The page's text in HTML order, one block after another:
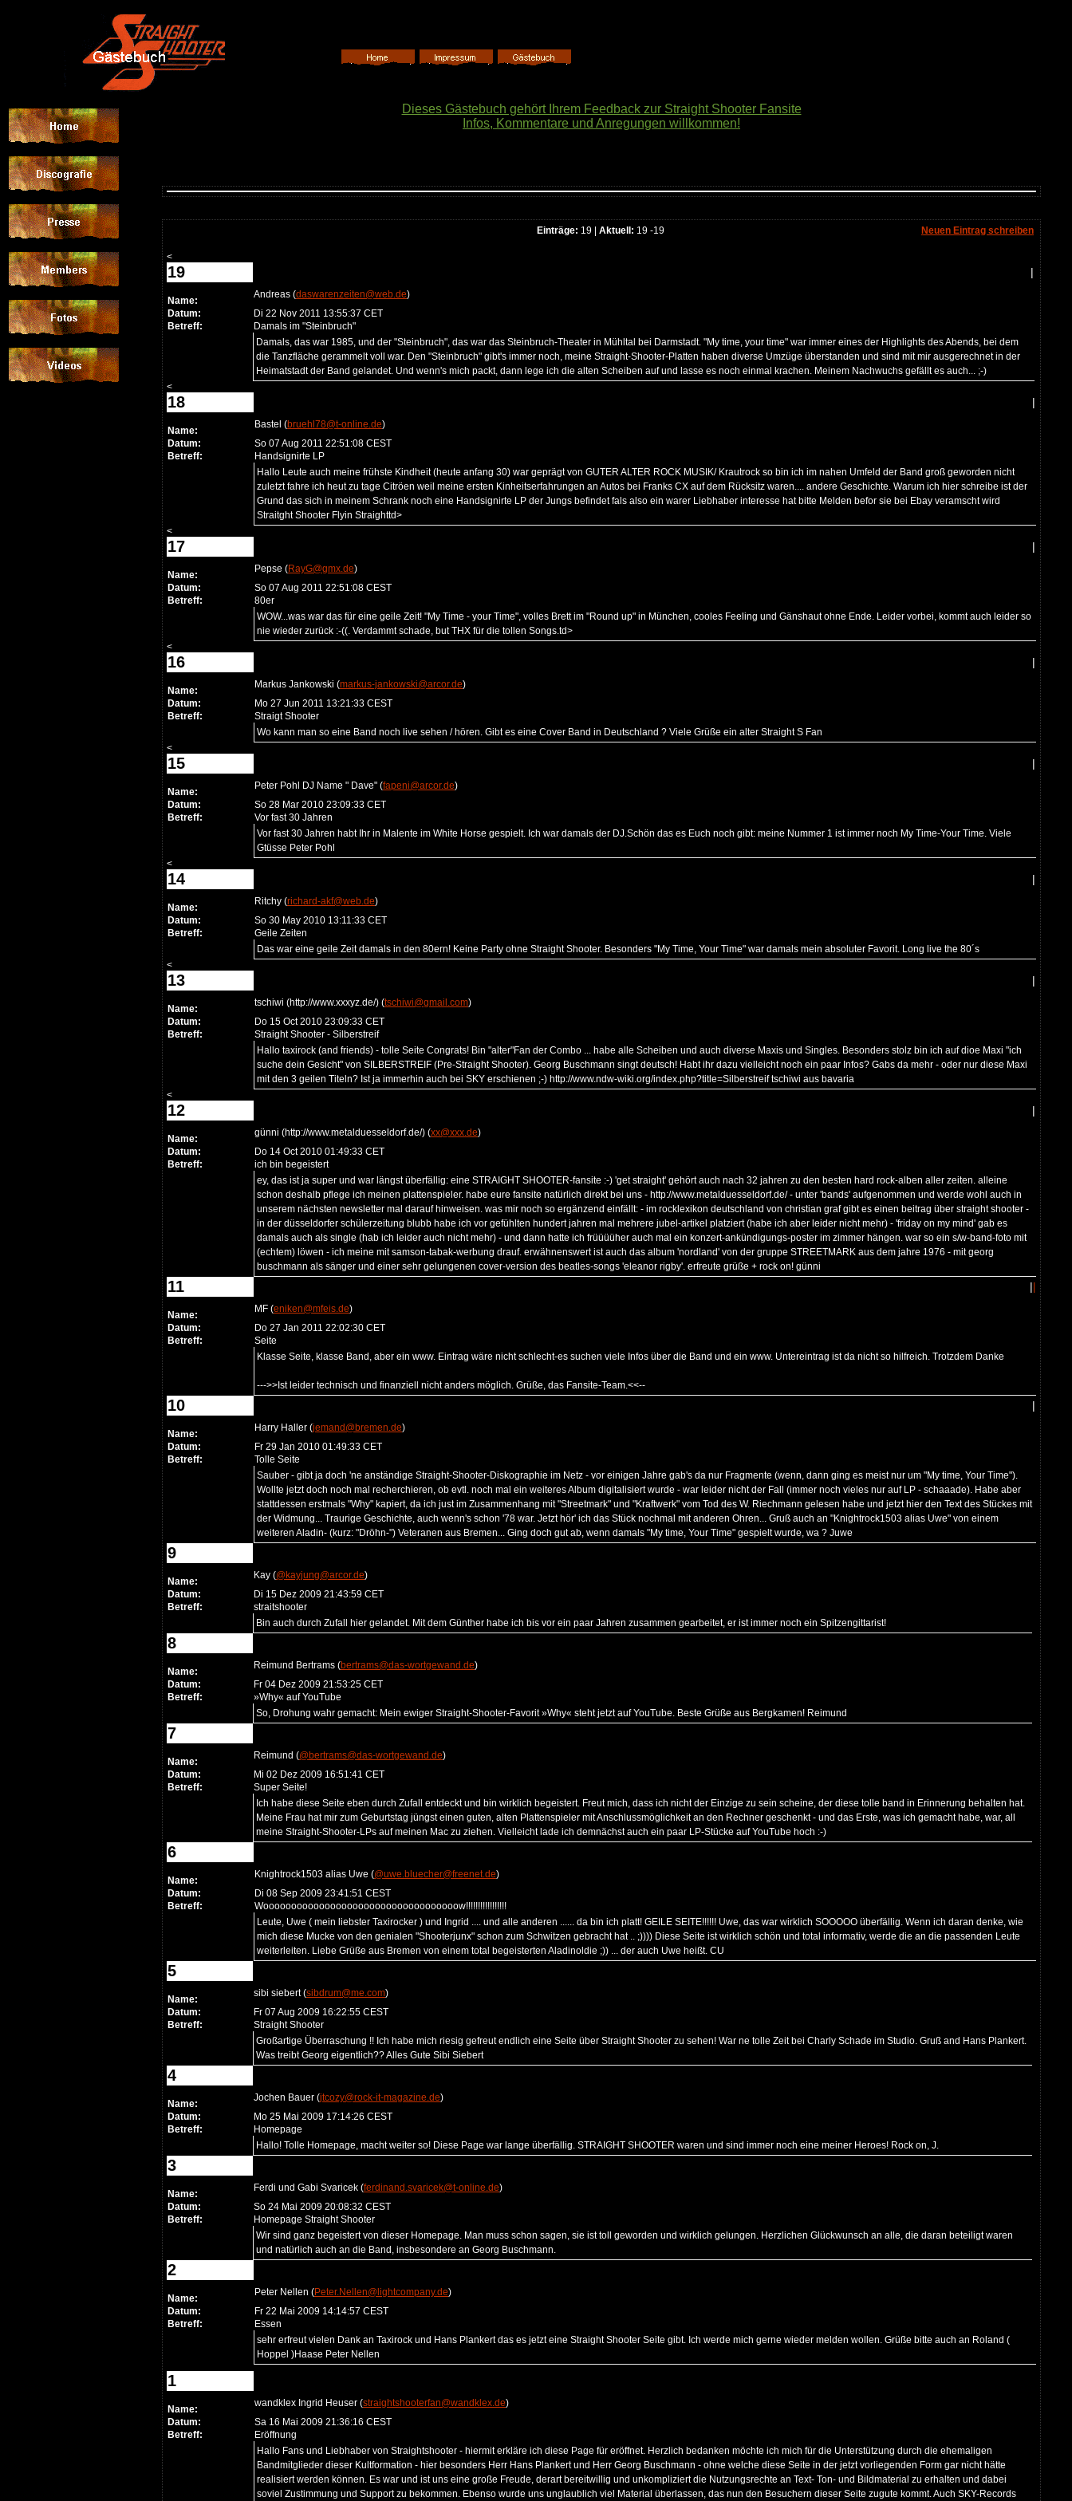
Dieses Gästebuch gehört Ihrem Feedback zur Straight Shooter Fansite
Infos, Kommentare und Anregungen willkommen!
Einträge: 19 | Aktuell: 19 -19 Neuen Eintrag schreiben
<
19 |
Name:
Andreas (daswarenzeiten@web.de)
Datum:
Di 22 Nov 2011 13:55:37 CET
Betreff:
Damals im "Steinbruch"
Damals, das war 1985, und der "Steinbruch", das war das Steinbruch-Theater in Mühltal bei Darmstadt. "My time, your time" war immer eines der Highlights des Abends, bei dem
die Tanzfläche gerammelt voll war. Den "Steinbruch" gibt's immer noch, meine Straight-Shooter-Platten haben diverse Umzüge überstanden und sind mit mir ausgerechnet in der
Heimatstadt der Band gelandet. Und wenn's mich packt, dann lege ich die alten Scheiben auf und lasse es noch einmal krachen. Meinem Nachwuchs gefällt es auch... ;-)
<
18 |
Name:
Bastel (bruehl78@t-online.de)
Datum:
So 07 Aug 2011 22:51:08 CEST
Betreff:
Handsignirte LP
Hallo Leute auch meine frühste Kindheit (heute anfang 30) war geprägt von GUTER ALTER ROCK MUSIK/ Krautrock so bin ich im nahen Umfeld der Band groß geworden nicht
zuletzt fahre ich heut zu tage Citröen weil meine ersten Kinheitserfahrungen an Autos bei Franks CX auf dem Rücksitz waren.... andere Geschichte. Warum ich hier schreibe ist der
Grund das sich in meinem Schrank noch eine Handsignirte LP der Jungs befindet fals also ein warer Liebhaber interesse hat bitte Melden befor sie bei Ebay veramscht wird
Straitght Shooter Flyin Straighttd>
<
17 |
Name:
Pepse (RayG@gmx.de)
Datum:
So 07 Aug 2011 22:51:08 CEST
Betreff:
80er
WOW...was war das für eine geile Zeit! "My Time - your Time", volles Brett im "Round up" in München, cooles Feeling und Gänshaut ohne Ende. Leider vorbei, kommt auch leider so
nie wieder zurück :-((. Verdammt schade, but THX für die tollen Songs.td>
<
16 |
Name:
Markus Jankowski (markus-jankowski@arcor.de)
Datum:
Mo 27 Jun 2011 13:21:33 CEST
Betreff:
Straigt Shooter
Wo kann man so eine Band noch live sehen / hören. Gibt es eine Cover Band in Deutschland ? Viele Grüße ein alter Straight S Fan
<
15 |
Name:
Peter Pohl DJ Name " Dave" (fapeni@arcor.de)
Datum:
So 28 Mar 2010 23:09:33 CET
Betreff:
Vor fast 30 Jahren
Vor fast 30 Jahren habt Ihr in Malente im White Horse gespielt. Ich war damals der DJ.Schön das es Euch noch gibt: meine Nummer 1 ist immer noch My Time-Your Time. Viele
Gtüsse Peter Pohl
<
14 |
Name:
Ritchy (richard-akf@web.de)
Datum:
So 30 May 2010 13:11:33 CET
Betreff:
Geile Zeiten
Das war eine geile Zeit damals in den 80ern! Keine Party ohne Straight Shooter. Besonders "My Time, Your Time" war damals mein absoluter Favorit. Long live the 80´s
<
13 |
Name:
tschiwi (http://www.xxxyz.de/) (tschiwi@gmail.com)
Datum:
Do 15 Oct 2010 23:09:33 CET
Betreff:
Straight Shooter - Silberstreif
Hallo taxirock (and friends) - tolle Seite Congrats! Bin "alter"Fan der Combo ... habe alle Scheiben und auch diverse Maxis und Singles. Besonders stolz bin ich auf dioe Maxi "ich
suche dein Gesicht" von SILBERSTREIF (Pre-Straight Shooter). Georg Buschmann singt deutsch! Habt ihr dazu vielleicht noch ein paar Infos? Gabs da mehr - oder nur diese Maxi
mit den 3 geilen Titeln? Ist ja immerhin auch bei SKY erschienen ;-) http://www.ndw-wiki.org/index.php?title=Silberstreif tschiwi aus bavaria
<
12 |
Name:
günni (http://www.metalduesseldorf.de/) (xx@xxx.de)
Datum:
Do 14 Oct 2010 01:49:33 CET
Betreff:
ich bin begeistert
ey, das ist ja super und war längst überfällig: eine STRAIGHT SHOOTER-fansite :-) 'get straight' gehört auch nach 32 jahren zu den besten hard rock-alben aller zeiten. alleine
schon deshalb pflege ich meinen plattenspieler. habe eure fansite natürlich direkt bei uns - http://www.metalduesseldorf.de/ - unter 'bands' aufgenommen und werde wohl auch in
unserem nächsten newsletter mal darauf hinweisen. was mir noch so ergänzend einfällt: - im rocklexikon deutschland von christian graf gibt es einen beitrag über straight shooter -
in der düsseldorfer schülerzeitung blubb habe ich vor gefühlten hundert jahren mal mehrere jubel-artikel platziert (habe ich aber leider nicht mehr) - 'friday on my mind' gab es
damals auch als single (hab ich leider auch nicht mehr) - und dann hatte ich früüüüher auch mal ein konzert-ankündigungs-poster im zimmer hängen. war so ein s/w-band-foto mit
(echtem) löwen - ich meine mit samson-tabak-werbung drauf. erwähnenswert ist auch das album 'nordland' von der gruppe STREETMARK aus dem jahre 1976 - mit georg
buschmann als sänger und einer sehr gelungenen cover-version des beatles-songs 'eleanor rigby'. erfreute grüße + rock on! günni
11 |
Name:
MF (eniken@mfeis.de)
Datum:
Do 27 Jan 2011 22:02:30 CET
Betreff:
Seite
Klasse Seite, klasse Band, aber ein www. Eintrag wäre nicht schlecht-es suchen viele Infos über die Band und ein www. Untereintrag ist da nicht so hilfreich. Trotzdem Danke
--->>Ist leider technisch und finanziell nicht anders möglich. Grüße, das Fansite-Team.<<--
10 |
Name:
Harry Haller (jemand@bremen.de)
Datum:
Fr 29 Jan 2010 01:49:33 CET
Betreff:
Tolle Seite
Sauber - gibt ja doch 'ne anständige Straight-Shooter-Diskographie im Netz - vor einigen Jahre gab's da nur Fragmente (wenn, dann ging es meist nur um "My time, Your Time").
Wollte jetzt doch noch mal recherchieren, ob evtl. noch mal ein weiteres Album digitalisiert wurde - war leider nicht der Fall (immer noch vieles nur auf LP - schaaade). Habe aber
stattdessen erstmals "Why" kapiert, da ich just im Zusammenhang mit "Streetmark" und "Kraftwerk" vom Tod des W. Riechmann gelesen habe und jetzt hier den Text des Stückes mit
der Widmung... Traurige Geschichte, auch wenn's schon '78 war. Jetzt hör' ich das Stück nochmal mit anderen Ohren... Gruß auch an "Knightrock1503 alias Uwe" von einem
weiteren Aladin- (kurz: "Dröhn-") Veteranen aus Bremen... Ging doch gut ab, wenn damals "My time, Your Time" gespielt wurde, wa ? Juwe
9
Name:
Kay (@kayjung@arcor.de)
Datum:
Di 15 Dez 2009 21:43:59 CET
Betreff:
straitshooter
Bin auch durch Zufall hier gelandet. Mit dem Günther habe ich bis vor ein paar Jahren zusammen gearbeitet, er ist immer noch ein Spitzengittarist!
8
Name:
Reimund Bertrams (bertrams@das-wortgewand.de)
Datum:
Fr 04 Dez 2009 21:53:25 CET
Betreff:
»Why« auf YouTube
So, Drohung wahr gemacht: Mein ewiger Straight-Shooter-Favorit »Why« steht jetzt auf YouTube. Beste Grüße aus Bergkamen! Reimund
7
Name:
Reimund (@bertrams@das-wortgewand.de)
Datum:
Mi 02 Dez 2009 16:51:41 CET
Betreff:
Super Seite!
Ich habe diese Seite eben durch Zufall entdeckt und bin wirklich begeistert. Freut mich, dass ich nicht der Einzige zu sein scheine, der diese tolle band in Erinnerung behalten hat.
Meine Frau hat mir zum Geburtstag jüngst einen guten, alten Plattenspieler mit Anschlussmöglichkeit an den Rechner geschenkt - und das Erste, was ich gemacht habe, war, all
meine Straight-Shooter-LPs auf meinen Mac zu ziehen. Vielleicht lade ich demnächst auch ein paar LP-Stücke auf YouTube hoch :-)
6
Name:
Knightrock1503 alias Uwe (@uwe.bluecher@freenet.de)
Datum:
Di 08 Sep 2009 23:41:51 CEST
Betreff:
Wooooooooooooooooooooooooooooooooooow!!!!!!!!!!!!!!!!!
Leute, Uwe ( mein liebster Taxirocker ) und Ingrid .... und alle anderen ...... da bin ich platt! GEILE SEITE!!!!!! Uwe, das war wirklich SOOOOO überfällig. Wenn ich daran denke, wie
mich diese Mucke von den genialen "Shooterjunx" schon zum Schwitzen gebracht hat .. ;)))) Diese Seite ist wirklich schön und total informativ, werde die an die passenden Leute
weiterleiten. Liebe Grüße aus Bremen von einem total begeisterten Aladinoldie ;)) ... der auch Uwe heißt. CU
5
Name:
sibi siebert (sibdrum@me.com)
Datum:
Fr 07 Aug 2009 16:22:55 CEST
Betreff:
Straight Shooter
Großartige Überraschung !! Ich habe mich riesig gefreut endlich eine Seite über Straight Shooter zu sehen! War ne tolle Zeit bei Charly Schade im Studio. Gruß and Hans Plankert.
Was treibt Georg eigentlich?? Alles Gute Sibi Siebert
4
Name:
Jochen Bauer (jtcozy@rock-it-magazine.de)
Datum:
Mo 25 Mai 2009 17:14:26 CEST
Betreff:
Homepage
Hallo! Tolle Homepage, macht weiter so! Diese Page war lange überfällig. STRAIGHT SHOOTER waren und sind immer noch eine meiner Heroes! Rock on, J.
3
Name:
Ferdi und Gabi Svaricek (ferdinand.svaricek@t-online.de)
Datum:
So 24 Mai 2009 20:08:32 CEST
Betreff:
Homepage Straight Shooter
Wir sind ganz begeistert von dieser Homepage. Man muss schon sagen, sie ist toll geworden und wirklich gelungen. Herzlichen Glückwunsch an alle, die daran beteiligt waren
und natürlich auch an die Band, insbesondere an Georg Buschmann.
2
Name:
Peter Nellen (Peter.Nellen@lightcompany.de)
Datum:
Fr 22 Mai 2009 14:14:57 CEST
Betreff:
Essen
sehr erfreut vielen Dank an Taxirock und Hans Plankert das es jetzt eine Straight Shooter Seite gibt. Ich werde mich gerne wieder melden wollen. Grüße bitte auch an Roland (
Hoppel )Haase Peter Nellen
1
Name:
wandklex Ingrid Heuser (straightshooterfan@wandklex.de)
Datum:
Sa 16 Mai 2009 21:36:16 CEST
Betreff:
Eröffnung
Hallo Fans und Liebhaber von Straightshooter - hiermit erkläre ich diese Page für eröffnet. Herzlich bedanken möchte ich mich für die Unterstützung durch die ehemaligen
Bandmitglieder dieser Kultformation - hier besonders Herr Hans Plankert und Herr Georg Buschmann - ohne welche diese Seite in der jetzt vorliegenden Form gar nicht hätte
realisiert werden können. Es war und ist uns eine große Freude, derart bereitwillig und unkompliziert die Nutzungsrechte an Text- Ton- und Bildmaterial zu erhalten und dabei
soviel Zustimmung und Support zu bekommen. Ebenso wurde uns unglaublich viel Material überlassen, das nun den Besuchern dieser Seite zugute kommt. Auch SKY-Records